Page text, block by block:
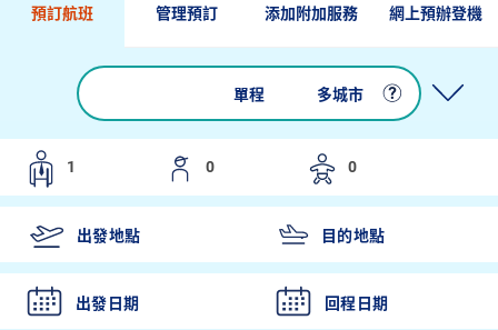
預訂航班 管理預訂 添加附加服務 網上預辦登機
單程 多城市
出發日期 回程日期